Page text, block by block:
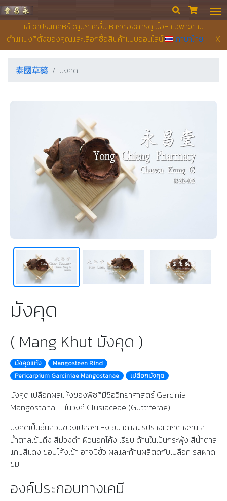
เลือกประเทศหรือภูมิภาคอื่น หากต้องการดูเนื้อหาเฉพาะตาม
ตำแหน่งที่ตั้งของคุณและเลือกซื้อสินค้าแบบออนไลน์
ภาษาไทย X
永昌堂藥店  
泰國草藥 มังคุด
มังคุด
( Mang Khut มังคุด )
มังคุดแห้ง
Mangosteen Rind
Pericarpium Garciniae Mangostanae
เปลือกมังคุด
มังคุด เปลือกผลแห้งของพืชที่มีชื่อวิทยาศาสตร์ Garcinia
Mangostana L. ในวงศ์ Clusiaceae (Guttiferae)
มังคุดเป็นชิ้นส่วนของเปลือกแห้ง ขนาดและ รูปร่างแตกต่างกัน สี
น้ำตาลเข้มถึง สีม่วงดำ ผิวนอกโค้ง เรียบ ด้านในเป็นกระพุ้ง สีน้ำตาล
แกมสีแดง ขอบโค้งเข้า อาจมีขั้ว ผลและก้านผลิตดกับเปลือก รสฝาด
ขม
องค์ประกอบทางเคมี